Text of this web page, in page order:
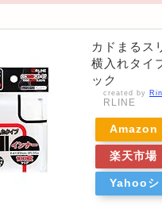
カドまるス
横入れタイ
ック
created by
RLINE
Amazon
楽天市場
Yahooシ